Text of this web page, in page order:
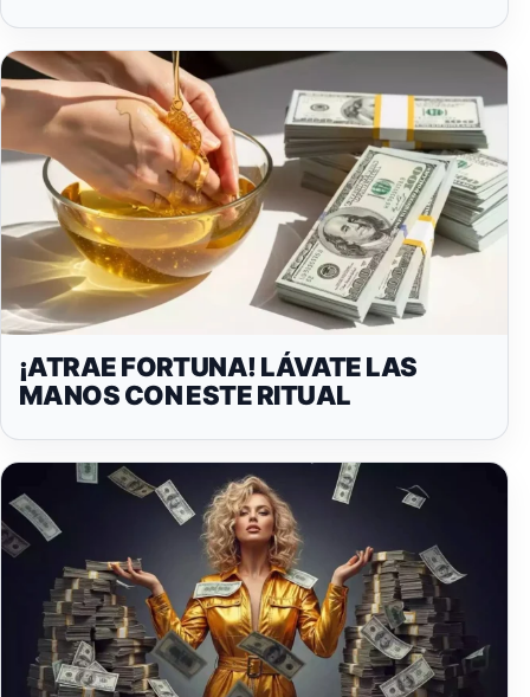
¡ATRAE FORTUNA! LÁVATE LAS
MANOS CON ESTE RITUAL